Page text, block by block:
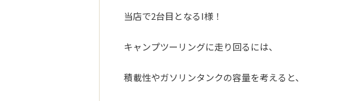
当店で2台目となるI様！
キャンプツーリングに走り回るには、
積載性やガソリンタンクの容量を考えると、